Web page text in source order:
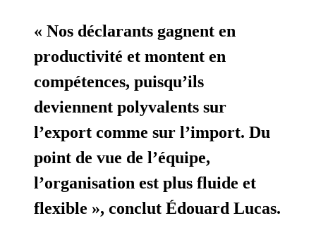
« Nos déclarants gagnent en
productivité et montent en
compétences, puisqu’ils
deviennent polyvalents sur
l’export comme sur l’import. Du
point de vue de l’équipe,
l’organisation est plus fluide et
flexible », conclut Édouard Lucas.